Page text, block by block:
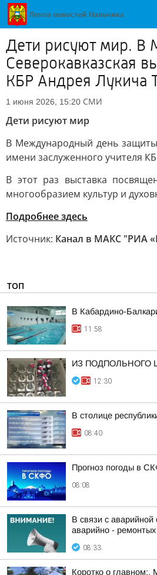
Дети рисуют мир. В
Cеверокавказская
КБР Андрея Лукича
1 июня 2026, 15:20 СМИ
Дети рисуют мир
В Международный день защиты
имени заслуженного учителя
В этот раз выставка
многообразием культур и
Подробнее здесь
Источник: Канал в МАКС "РИА
ТОП
В Кабардино-
11:58
ИЗ ПОДПОЛЬНОГО
12:30
В столице
08:40
Прогноз погоды в
08:08
В связи с
аварийно -
08:33
Коротко о главном:.